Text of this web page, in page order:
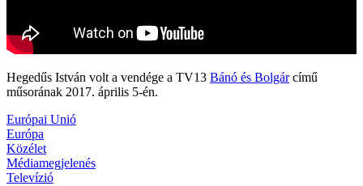
Hegedűs István volt a vendége a TV13 Bánó és Bolgárcímű
műsorának 2017. április 5-én.
Európai Unió
Európa
Közélet
Médiamegjelenés
Televízió